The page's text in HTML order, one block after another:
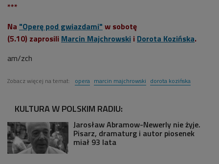
***
Na "Operę pod gwiazdami" w sobotę
(5.10) zaprosili Marcin Majchrowski i Dorota Kozińska.
am/zch
Zobacz więcej na temat: opera marcin majchrowski dorota kozińska
KULTURA W POLSKIM RADIU:
Jarosław Abramow-Newerly nie żyje.
Pisarz, dramaturg i autor piosenek
miał 93 lata